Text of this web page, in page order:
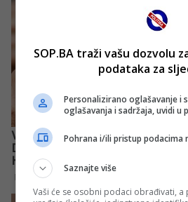
SOP.BA traži vašu dozvolu
podataka za
Personalizirano oglašavanje i
oglašavanja i sadržaja, uvidi u
Pohrana i/ili pristup podacima
Saznajte više
Vaši će se osobni podaci obrađivati, a